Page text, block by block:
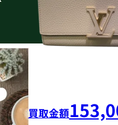
買取金額